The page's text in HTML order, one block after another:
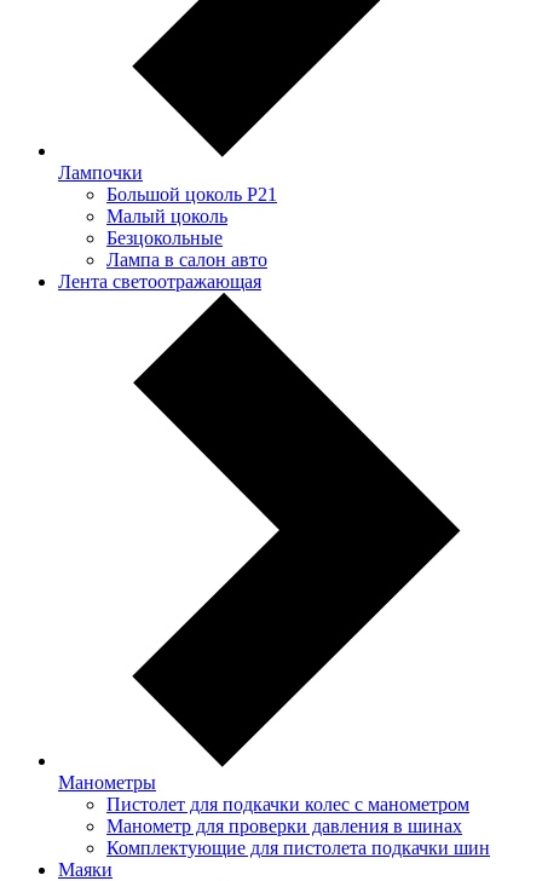
Лампочки
Большой цоколь P21
Малый цоколь
Безцокольные
Лампа в салон авто
Лента светоотражающая
Манометры
Пистолет для подкачки колес с манометром
Манометр для проверки давления в шинах
Комплектующие для пистолета подкачки шин
Маяки